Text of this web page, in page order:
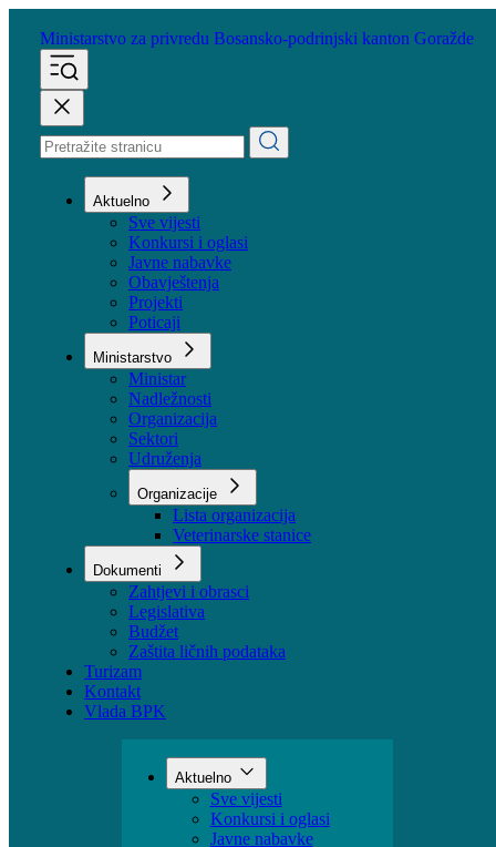
Ministarstvo za privredu
Aktuelno
Sve vijesti
Konkursi i oglasi
Javne nabavke
Obavještenja
Projekti
Poticaji
Ministarstvo
Ministar
Nadležnosti
Sektori
Udruženja
Organizacije
Lista organizacija
Veterinarske stanice
Dokumenti
Zahtjevi i obrasci
Legislativa
Budžet
Zaštita ličnih podataka
Vlada BPK
Aktuelno